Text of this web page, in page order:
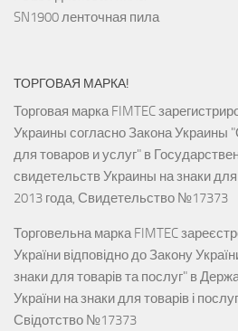
SN1900 ленточная пила
ТОРГОВАЯ МАРКА!
Торговая марка FIMTEC
Украины согласно Закона Украины
для товаров и услуг" в
свидетельств Украины на знаки
2013 года, Свидетельство №17373
Торговельна марка FIMTEC
України відповідно до Закону
знаки для товарів та послуг" в
України на знаки для товарів і
Свідотство №17373